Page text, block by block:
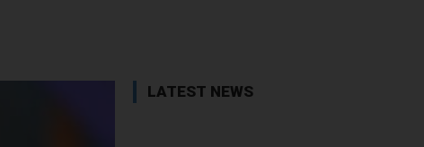
LATEST NEWS